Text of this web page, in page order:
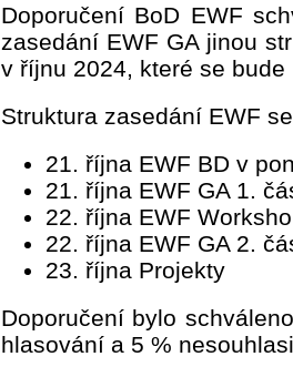
Doporučení BoD EWF
zasedání EWF GA jinou
v říjnu 2024, které se
Struktura zasedání EWF
21. října EWF BD v
21. října EWF GA 1.
22. října EWF
22. října EWF GA 2.
23. října Projekty
Doporučení bylo
hlasování a 5 %